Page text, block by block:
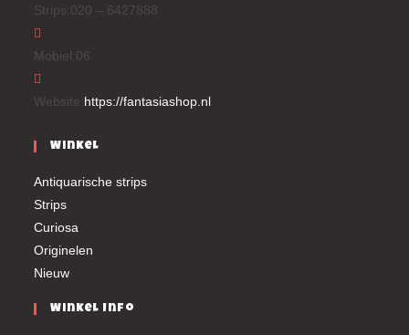
Strips: 020 – 6427888
Mobiel: 06
Website: https://fantasiashop.nl
Winkel
Antiquarische strips
Strips
Curiosa
Originelen
Nieuw
Winkel Info